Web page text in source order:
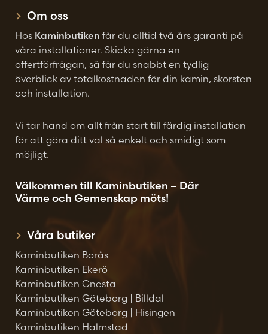
Om oss
Hos Kaminbutiken får du alltid två års garanti på
våra installationer. Skicka gärna en
offertförfrågan, så får du snabbt en tydlig
överblick av totalkostnaden för din kamin, skorsten
och installation.
Vi tar hand om allt från start till färdig installation
för att göra ditt val så enkelt och smidigt som
möjligt.
Välkommen till Kaminbutiken – Där
Värme och Gemenskap möts!
Våra butiker
Kaminbutiken Borås
Kaminbutiken Ekerö
Kaminbutiken Gnesta
Kaminbutiken Göteborg | Billdal
Kaminbutiken Göteborg | Hisingen
Kaminbutiken Halmstad